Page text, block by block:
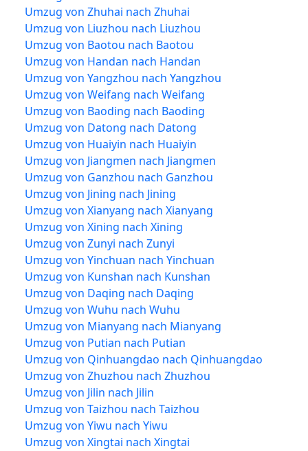
Umzug von Zhuhai nach Zhuhai
Umzug von Liuzhou nach Liuzhou
Umzug von Baotou nach Baotou
Umzug von Handan nach Handan
Umzug von Yangzhou nach Yangzhou
Umzug von Weifang nach Weifang
Umzug von Baoding nach Baoding
Umzug von Datong nach Datong
Umzug von Huaiyin nach Huaiyin
Umzug von Jiangmen nach Jiangmen
Umzug von Ganzhou nach Ganzhou
Umzug von Jining nach Jining
Umzug von Xianyang nach Xianyang
Umzug von Xining nach Xining
Umzug von Zunyi nach Zunyi
Umzug von Yinchuan nach Yinchuan
Umzug von Kunshan nach Kunshan
Umzug von Daqing nach Daqing
Umzug von Wuhu nach Wuhu
Umzug von Mianyang nach Mianyang
Umzug von Putian nach Putian
Umzug von Qinhuangdao nach Qinhuangdao
Umzug von Zhuzhou nach Zhuzhou
Umzug von Jilin nach Jilin
Umzug von Taizhou nach Taizhou
Umzug von Yiwu nach Yiwu
Umzug von Xingtai nach Xingtai